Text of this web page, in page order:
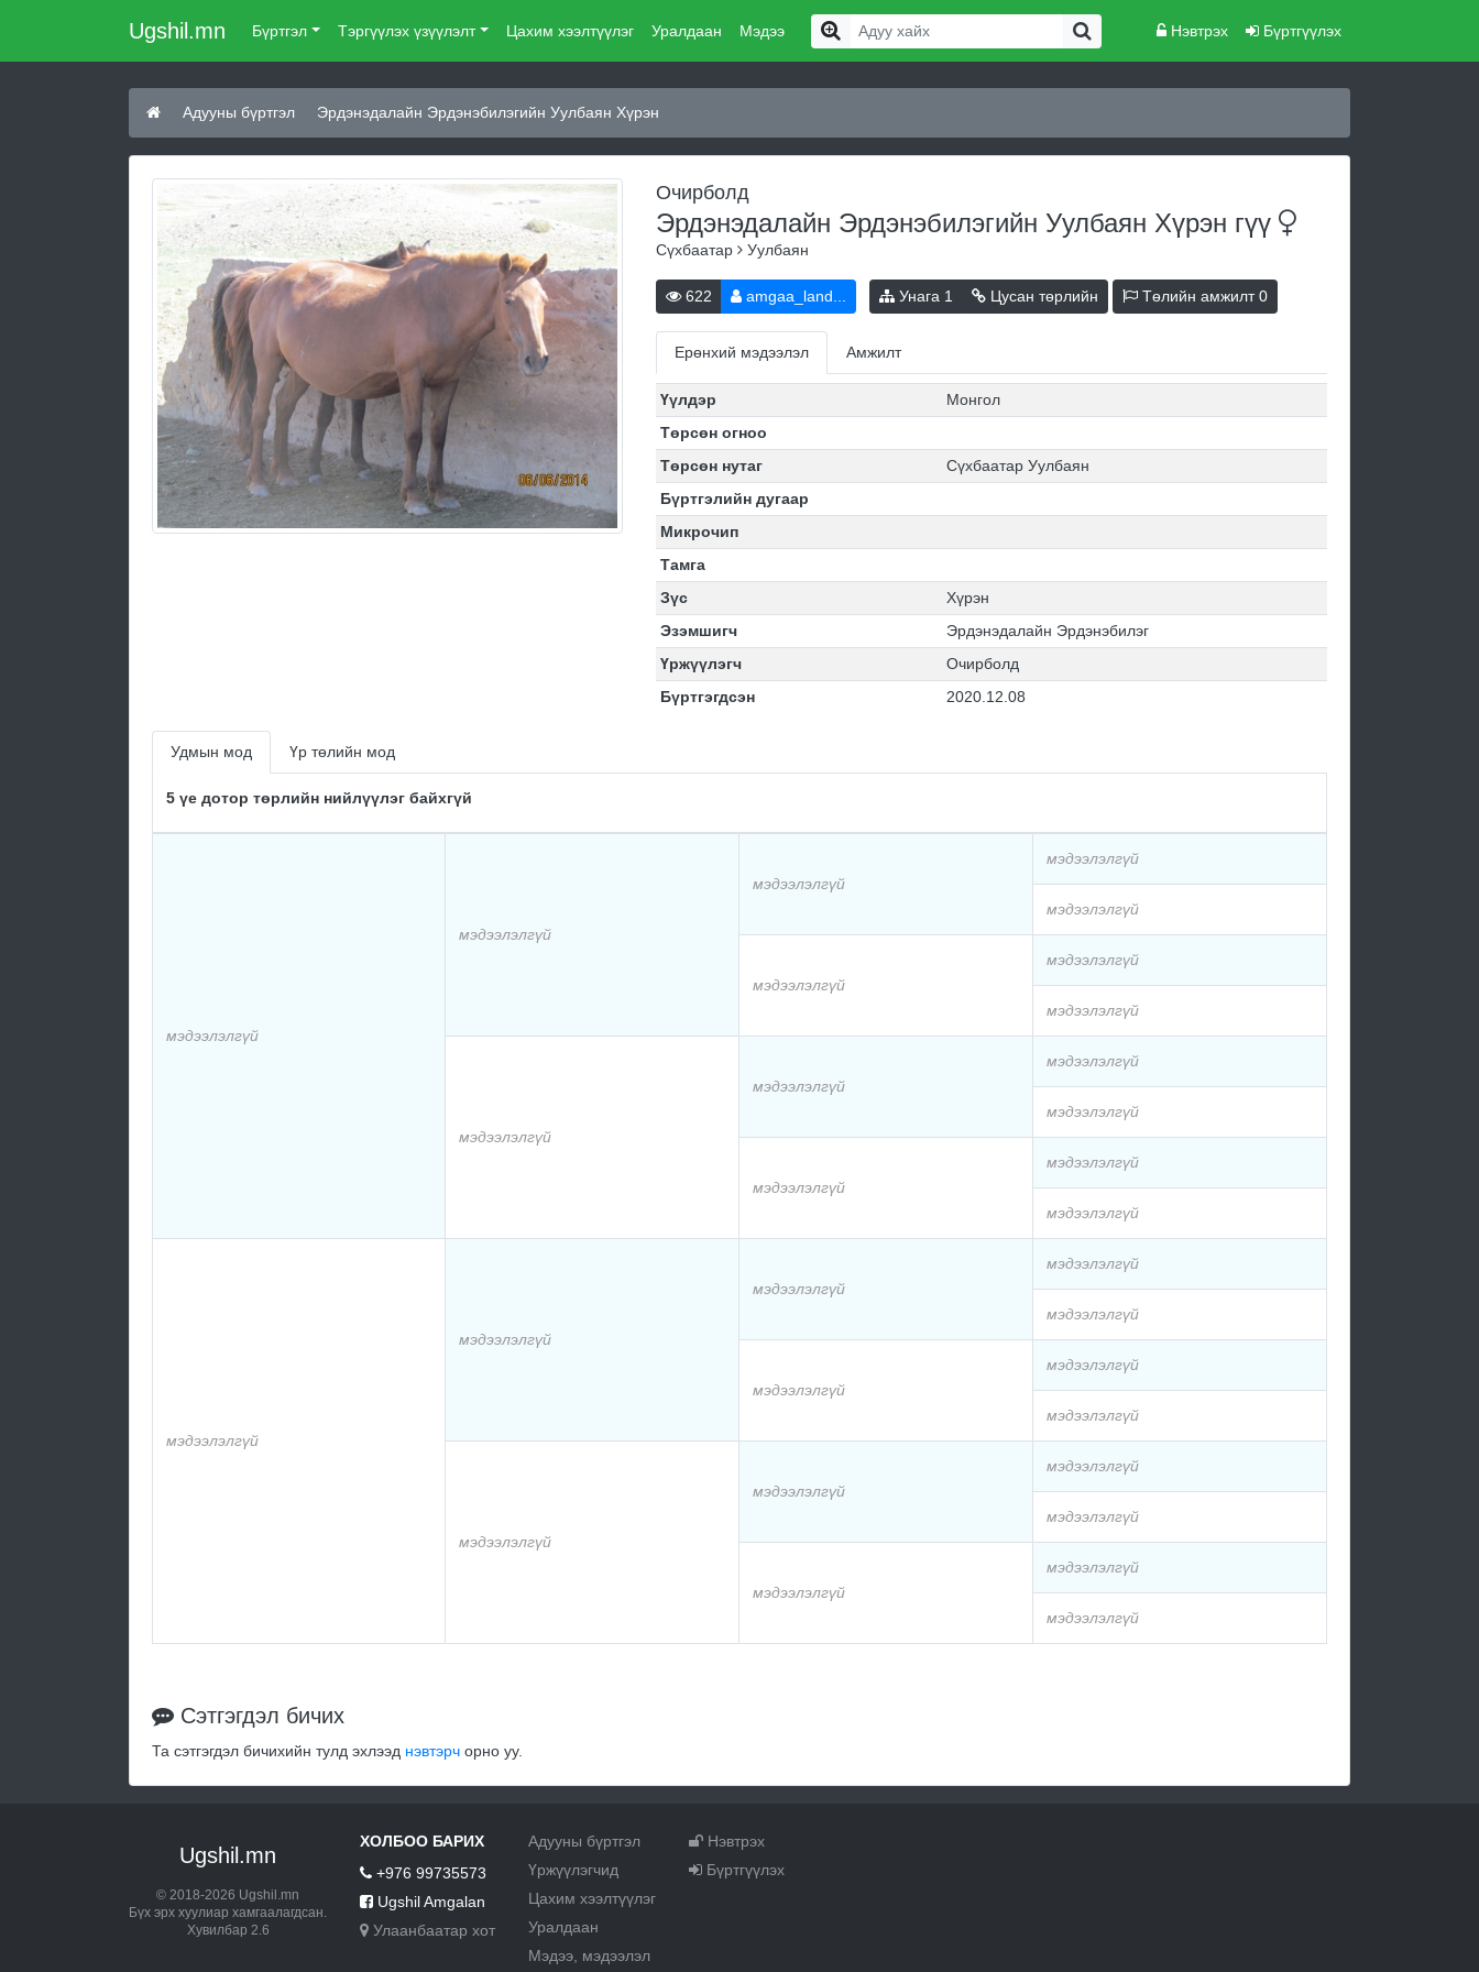
Ugshil.mn Бүртгэл Тэргүүлэх үзүүлэлт Цахим хээлтүүлэг Уралдаан Мэдээ Нэвтрэх Бүртгүүлэх
Адууны бүртгэл Эрдэнэдалайн Эрдэнэбилэгийн Уулбаян Хүрэн
Очирболд
Эрдэнэдалайн Эрдэнэбилэгийн Уулбаян Хүрэн гүү
Сүхбаатар Уулбаян
622 amgaa_land... Унага 1 Цусан төрлийн Төлийн амжилт0
Ерөнхий мэдээлэл Амжилт
Үүлдэр
Монгол
Төрсөн огноо
Төрсөн нутаг
Сүхбаатар Уулбаян
Бүртгэлийн дугаар
Микрочип
Тамга
Зүс
Хүрэн
Эзэмшигч
Эрдэнэдалайн Эрдэнэбилэг
Үржүүлэгч
Очирболд
Бүртгэгдсэн
2020.12.08
Удмын мод Үр төлийн мод
5 үе дотор төрлийн нийлүүлэг байхгүй
мэдээлэлгүй
мэдээлэлгүй
мэдээлэлгүй
мэдээлэлгүй
мэдээлэлгүй
мэдээлэлгүй
мэдээлэлгүй
мэдээлэлгүй
мэдээлэлгүй
мэдээлэлгүй
мэдээлэлгүй
мэдээлэлгүй
мэдээлэлгүй
мэдээлэлгүй
мэдээлэлгүй
мэдээлэлгүй
мэдээлэлгүй
мэдээлэлгүй
мэдээлэлгүй
мэдээлэлгүй
мэдээлэлгүй
мэдээлэлгүй
мэдээлэлгүй
мэдээлэлгүй
мэдээлэлгүй
мэдээлэлгүй
мэдээлэлгүй
мэдээлэлгүй
мэдээлэлгүй
мэдээлэлгүй
Сэтгэгдэл бичих
Та сэтгэгдэл бичихийн тулд эхлээд нэвтэрч орно уу.
Ugshil.mn
© 2018-2026 Ugshil.mn
Бүх эрх хуулиар хамгаалагдсан.
Хувилбар 2.6
ХОЛБОО БАРИХ
+976 99735573
Ugshil Amgalan
Улаанбаатар хот
Адууны бүртгэл
Үржүүлэгчид
Цахим хээлтүүлэг
Уралдаан
Мэдээ, мэдээлэл
Нэвтрэх
Бүртгүүлэх